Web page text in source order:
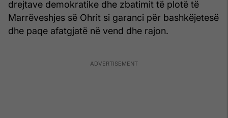
drejtave demokratike dhe zbatimit të plotë të
Marrëveshjes së Ohrit si garanci për bashkëjetesë
dhe paqe afatgjatë në vend dhe rajon.